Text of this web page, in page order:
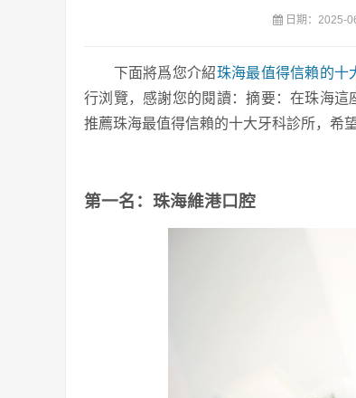
日期：2025-
下面將爲您介紹珠海最值得信賴的十
行浏覽，感謝您的閱讀：摘要：在珠海
推薦珠海最值得信賴的十大牙科診所，希
第一名：珠海維港口腔